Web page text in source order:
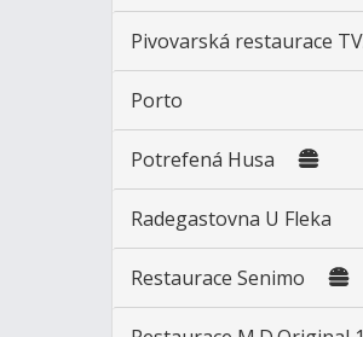
Pivovarská restaurace
Porto
Potrefená Husa
Radegastovna U Fleka
Restaurace Senimo